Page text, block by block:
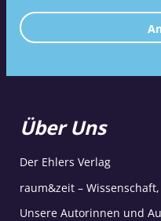
Über Uns
Der Ehlers Verlag
raum&zeit –
Unsere Autorinnen und